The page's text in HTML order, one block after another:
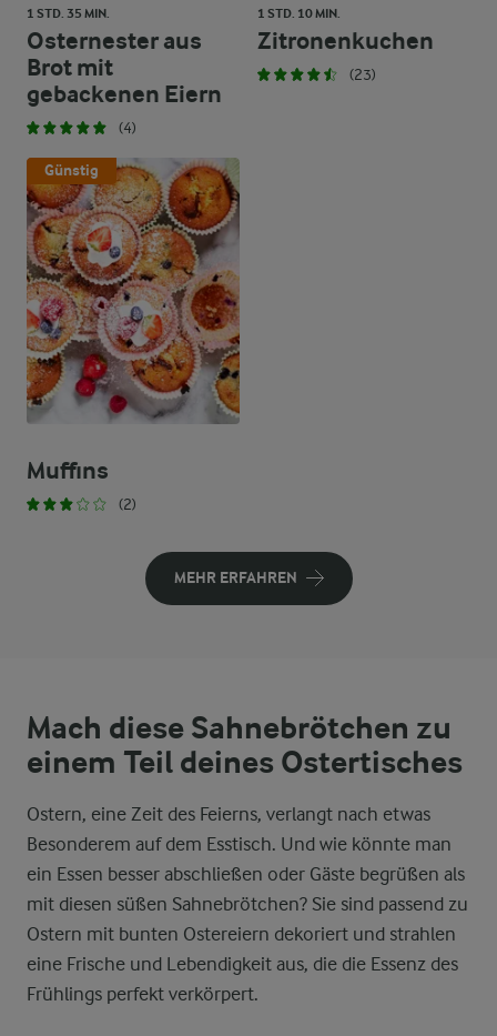
1 STD. 35 MIN.
Osternester aus
Brot mit
gebackenen Eiern
(4)
1 STD. 10 MIN.
Zitronenkuchen
(23)
Günstig
Muffins
(2)
MEHR ERFAHREN
Mach diese Sahnebrötchen zu
einem Teil deines Ostertisches
Ostern, eine Zeit des Feierns, verlangt nach etwas
Besonderem auf dem Esstisch. Und wie könnte man
ein Essen besser abschließen oder Gäste begrüßen als
mit diesen süßen Sahnebrötchen? Sie sind passend zu
Ostern mit bunten Ostereiern dekoriert und strahlen
eine Frische und Lebendigkeit aus, die die Essenz des
Frühlings perfekt verkörpert.